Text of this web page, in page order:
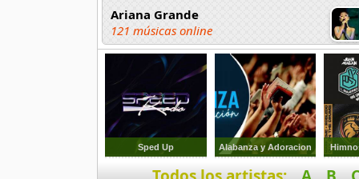
Ariana Grande
121 músicas online
Aselin Debison
25 músicas online
Asmir Young
36 músicas online
Sped Up Alabanza y Adoracion